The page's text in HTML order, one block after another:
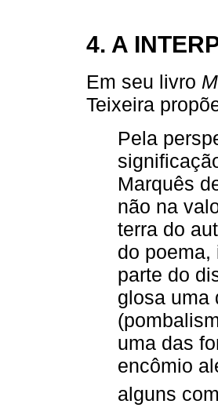
4. A
Em seu livro
Teixeira
Pela
Marquês
não na
terra do
do poema,
parte do
glosa uma
uma das
encômio
alguns